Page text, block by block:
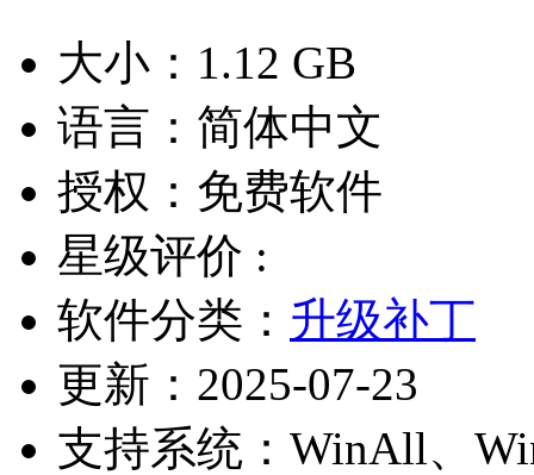
大小： 1.12 GB
语言： 简体中文
授权： 免费软件
星级评价 :
软件分类： 升级补丁
更新： 2025-07-23
支持系统： WinAll、